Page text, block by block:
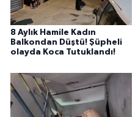
8 Aylık Hamile Kadın
Balkondan Düştü! Şüpheli
olayda Koca Tutuklandı!